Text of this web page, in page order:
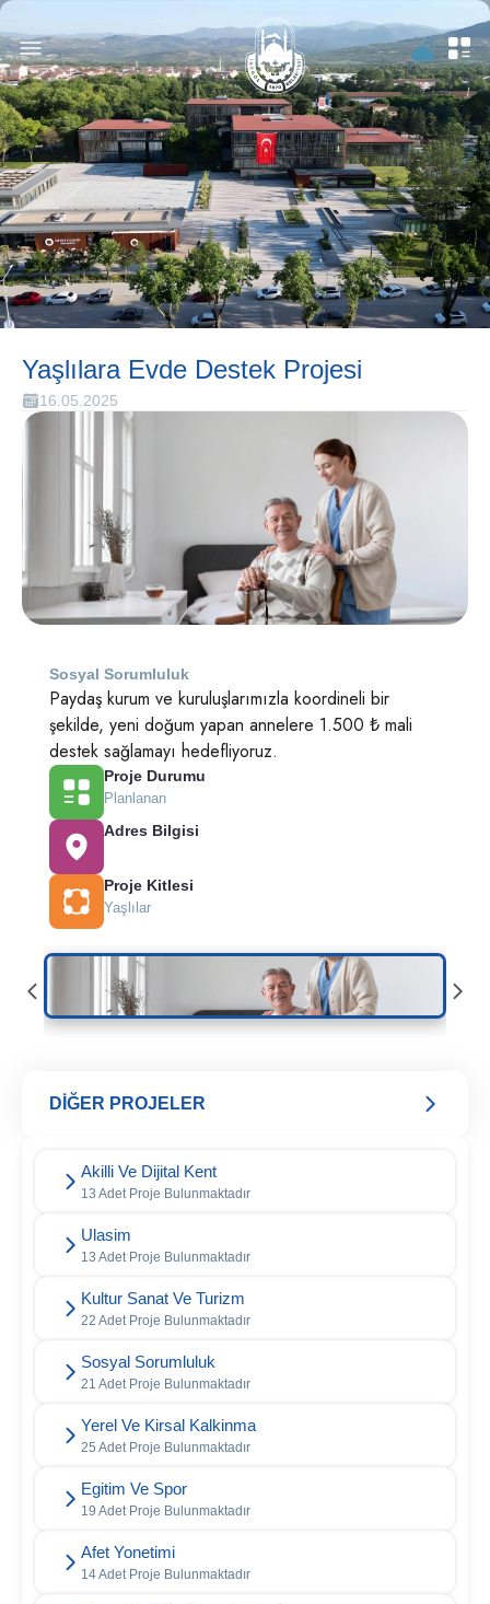
Yaşlılara Evde Destek Projesi
16.05.2025
Sosyal Sorumluluk
Paydaş kurum ve kuruluşlarımızla koordineli bir
şekilde, yeni doğum yapan annelere 1.500 ₺ mali
destek sağlamayı hedefliyoruz.
Proje Durumu
Planlanan
Adres Bilgisi
Proje Kitlesi
Yaşlılar
DİĞER PROJELER
Akilli Ve Dijital Kent
13 Adet Proje Bulunmaktadır
Ulasim
13 Adet Proje Bulunmaktadır
Kultur Sanat Ve Turizm
22 Adet Proje Bulunmaktadır
Sosyal Sorumluluk
21 Adet Proje Bulunmaktadır
Yerel Ve Kirsal Kalkinma
25 Adet Proje Bulunmaktadır
Egitim Ve Spor
19 Adet Proje Bulunmaktadır
Afet Yonetimi
14 Adet Proje Bulunmaktadır